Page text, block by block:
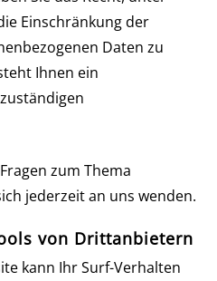
Einschränkung der
Daten zu
Ihnen ein
zum Thema
jederzeit an uns wenden.
von Dritt­anbietern
kann Ihr Surf-Verhalten